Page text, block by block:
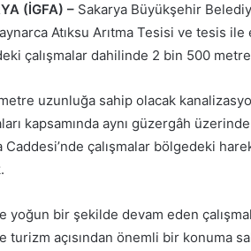
(İGFA) – Sakarya Büyükşehir
Atıksu Arıtma Tesisi ve tesis
çalışmalar dahilinde 2 bin 500
uzunluğa sahip olacak
kapsamında aynı güzergâh
Caddesi’nde çalışmalar bölgedeki
yoğun bir şekilde devam eden
turizm açısından önemli bir konuma